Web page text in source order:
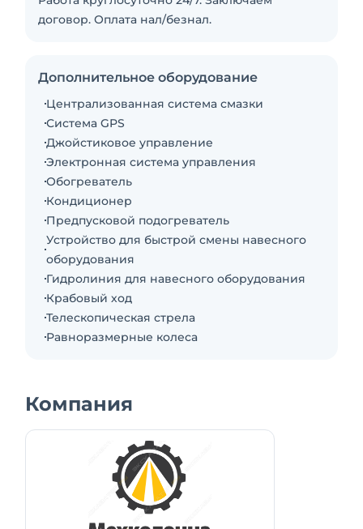
договор. Оплата нал/безнал.
Дополнительное оборудование
Централизованная система смазки
Система GPS
Джойстиковое управление
Электронная система управления
Обогреватель
Кондиционер
Предпусковой подогреватель
Устройство для быстрой смены навесного
оборудования
Гидролиния для навесного оборудования
Крабовый ход
Телескопическая стрела
Равноразмерные колеса
Компания